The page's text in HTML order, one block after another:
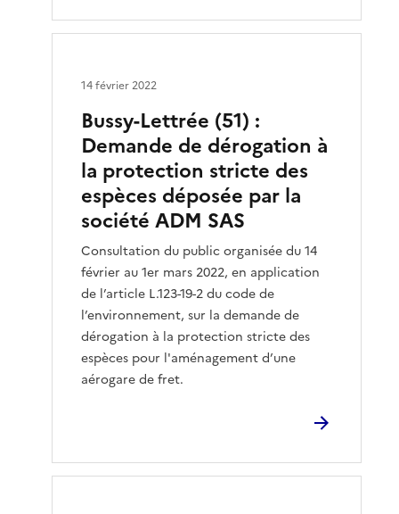
Bussy-Lettrée (51) :
Demande de dérogation à
la protection stricte des
espèces déposée par la
société ADM SAS
Consultation du public organisée du 14
février au 1er mars 2022, en application
de l’article L.123-19-2 du code de
l’environnement, sur la demande de
dérogation à la protection stricte des
espèces pour l'aménagement d’une
aérogare de fret.
14 février 2022